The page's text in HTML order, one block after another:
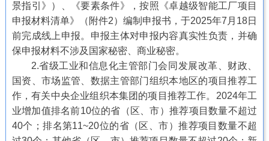
景指引》）、《要素条件》，按照《卓越级智能工厂项目
申报材料清单》（附件2）编制申报书，于2025年7月18日
前完成线上申报。申报主体对申报内容真实性负责，并确
保申报材料不涉及国家秘密、商业秘密。
2.省级工业和信息化主管部门会同发展改革、财政、
国资、市场监管、数据主管部门组织本地区的项目推荐工
作，有关中央企业组织本集团的项目推荐工作。2024年工
业增加值排名前10位的省（区、市）推荐项目数量不超过
40个；排名第11~20位的省（区、市）推荐项目数量不超